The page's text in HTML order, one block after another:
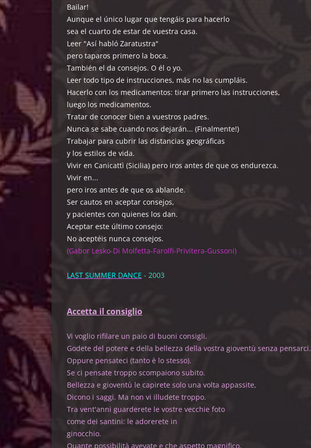
Bailar!
Aunque el único lugar que tengáis para hacerlo
sea el cuarto de estar de vuestra casa.
Leer "Así habló Zaratustra"
pero taparos primero la boca.
También el da consejos. O él o yo.
Leer todo tipo de instrucciones, más no las cumpláis.
Hacerlo con los medicamentos: tirar primero las instrucciones,
luego los medicamentos.
Tratar de conocer bien a vuestros padres.
Nunca se sabe cuando nos dejarán... (Finalmente!)
Trabajar para cubrir las distancias geográficas
y los estilos de vida.
Vivir en Canicattì (Sicilia) pero iros antes de que os endurezca.
Vivir en...
pero iros antes de que os ablande.
Ser cautos en aceptar consejos,
y pacientes con quienes los dan.
Aceptar este último consejo:
No aceptéis nunca consejos.
(Gabor Lesko-Di Molfetta-Farolfi-Privitera-Gussoni)
LAST SUMMER DANCE - 2003
Accetta il consiglio
Vi voglio rifilare un paio di buoni consigli.
Godete del potere e della bellezza della vostra gioventù senza pensarci.
Oppure pensateci (tanto è lo stesso).
Se ci pensate troppo scompaiono subito.
Bellezza e gioventù le capirete solo una volta appassite,
Dicono i saggi. Ma non vi illudete troppo.
Tra vent'anni guarderete le vostre vecchie foto
come dei santini: le adorerete in
ginocchio.
Quante possibilità avevate e che aspetto magnifico,